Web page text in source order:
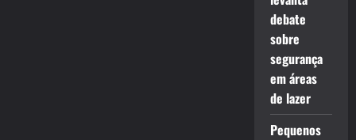
debate
sobre
segurança
em áreas
de lazer
Pequenos